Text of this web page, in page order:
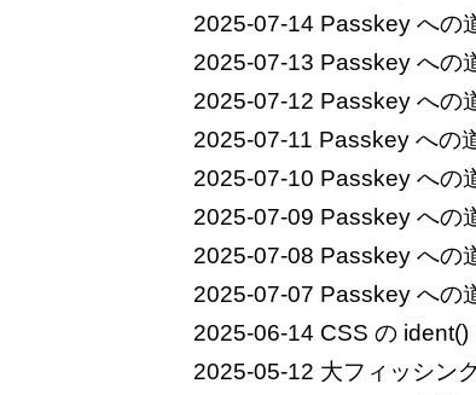
2025-07-14 Passkey への
2025-07-13 Passkey への
2025-07-12 Passkey への
2025-07-11 Passkey への
2025-07-10 Passkey への
2025-07-09 Passkey への
2025-07-08 Passkey への
2025-07-07 Passkey への
2025-06-14 CSS の
2025-05-12 大フィッシン